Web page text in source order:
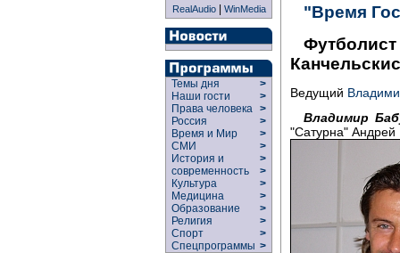
RealAudio| WinMedia
Темы дня
>
Наши гости
>
Права человека >
Россия
>
Время и Мир
>
СМИ
>
История и
современность
>
>
Культура
>
Медицина
>
Образование
>
Религия
>
Спорт
>
Спецпрограммы >
"Время
Канчельскис
Ведущий
Владимир
"Сатурна" Андрей